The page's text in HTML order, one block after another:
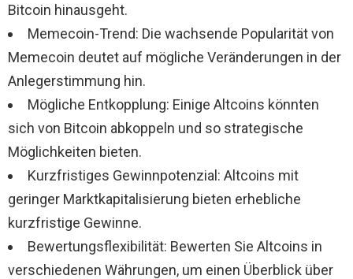
Bitcoin hinausgeht.
Memecoin-Trend: Die wachsende Popularität von
Memecoin deutet auf mögliche Veränderungen in der
Anlegerstimmung hin.
Mögliche Entkopplung: Einige Altcoins könnten
sich von Bitcoin abkoppeln und so strategische
Möglichkeiten bieten.
Kurzfristiges Gewinnpotenzial: Altcoins mit
geringer Marktkapitalisierung bieten erhebliche
kurzfristige Gewinne.
Bewertungsflexibilität: Bewerten Sie Altcoins in
verschiedenen Währungen, um einen Überblick über